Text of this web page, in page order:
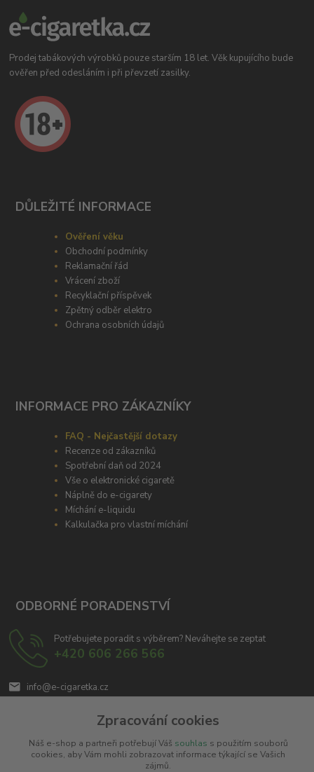
Prodej tabákových výrobků pouze starším 18 let. Věk kupujícího bude
ověřen před odesláním i při převzetí zasilky.
DŮLEŽITÉ INFORMACE
Ověření věku
Obchodní podmínky
Reklamační řád
Vrácení zboží
Recyklační příspěvek
Zpětný odběr elektro
Ochrana osobních údajů
INFORMACE PRO ZÁKAZNÍKY
FAQ - Nejčastější dotazy
Recenze od zákazníků
Spotřební daň od 2024
Vše o elektronické cigaretě
Náplně do e-cigarety
Míchání e-liquidu
Kalkulačka pro vlastní míchání
ODBORNÉ PORADENSTVÍ
Potřebujete poradit s výběrem? Neváhejte se zeptat
+420 606 266 566
info@e-cigaretka.cz
Zpracování cookies
Náš e-shop a partneři potřebují Váš souhlas s použitím souborů
cookies, aby Vám mohli zobrazovat informace týkající se Vašich
zájmů.